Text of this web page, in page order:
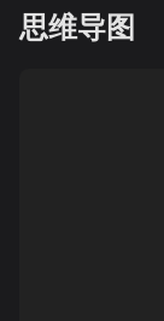
思维导图